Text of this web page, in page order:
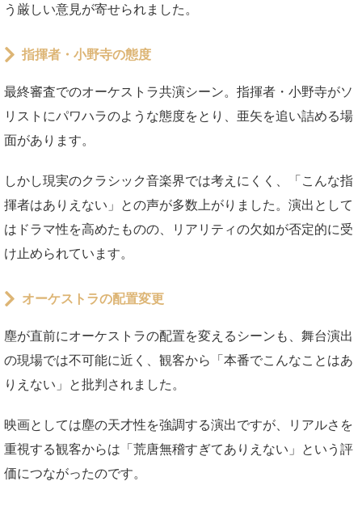
う厳しい意見が寄せられました。
指揮者・小野寺の態度
最終審査でのオーケストラ共演シーン。指揮者・小野寺がソ
リストにパワハラのような態度をとり、亜矢を追い詰める場
面があります。
しかし現実のクラシック音楽界では考えにくく、「こんな指
揮者はありえない」との声が多数上がりました。演出として
はドラマ性を高めたものの、リアリティの欠如が否定的に受
け止められています。
オーケストラの配置変更
塵が直前にオーケストラの配置を変えるシーンも、舞台演出
の現場では不可能に近く、観客から「本番でこんなことはあ
りえない」と批判されました。
映画としては塵の天才性を強調する演出ですが、リアルさを
重視する観客からは「荒唐無稽すぎてありえない」という評
価につながったのです。